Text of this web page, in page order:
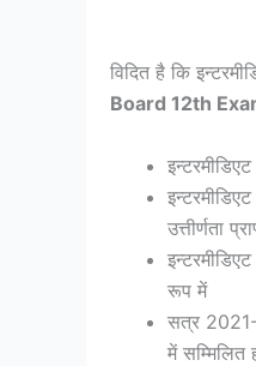
विदित है कि
Board 12th
उत्तीर्णता
रूप में
सत्र 2021-
में सम्मिलित